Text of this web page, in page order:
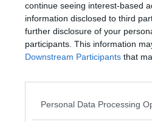
continue seeing interest-based
information disclosed to third
further disclosure of your
participants. This information
Downstream Participants that
Personal Data Processing
profiter dela terrasse de
pour un confort